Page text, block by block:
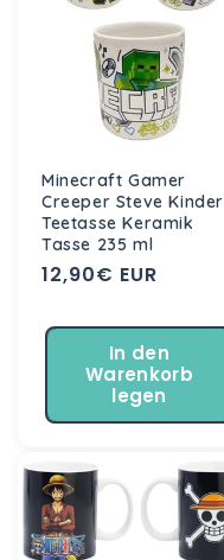
Minecraft Gamer
Creeper Steve Kinder
Teetasse Keramik
Tasse 235 ml
Normaler
12,90€ EUR
In den
Warenkorb
legen